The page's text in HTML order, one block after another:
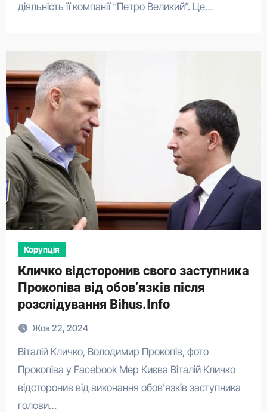
діяльність її компанії “Петро Великий”. Це…
Корупція
Кличко відсторонив свого заступника
Прокопіва від обов’язків після
розслідування Bihus.Info
Жов 22, 2024
Віталій Кличко, Володимир Прокопів, фото
Прокопіва у Facebook Мер Києва Віталій Кличко
відсторонив від виконання обов’язків заступника
голови…